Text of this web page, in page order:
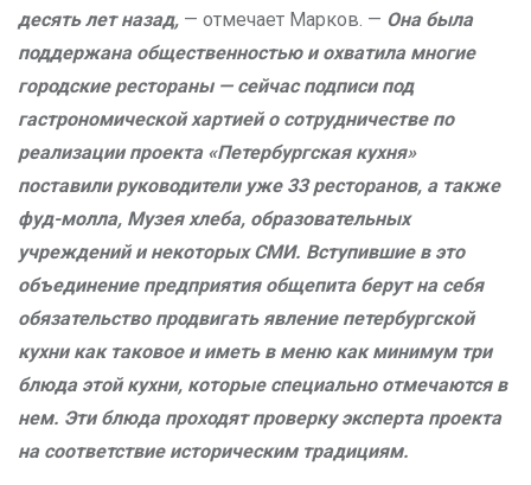
десять лет назад, — отмечает Марков. — Она была
поддержана общественностью и охватила многие
городские рестораны — сейчас подписи под
гастрономической хартией о сотрудничестве по
реализации проекта «Петербургская кухня»
поставили руководители уже 33 ресторанов, а также
фуд-молла, Музея хлеба, образовательных
учреждений и некоторых СМИ. Вступившие в это
объединение предприятия общепита берут на себя
обязательство продвигать явление петербургской
кухни как таковое и иметь в меню как минимум три
блюда этой кухни, которые специально отмечаются в
нем. Эти блюда проходят проверку эксперта проекта
на соответствие историческим традициям.